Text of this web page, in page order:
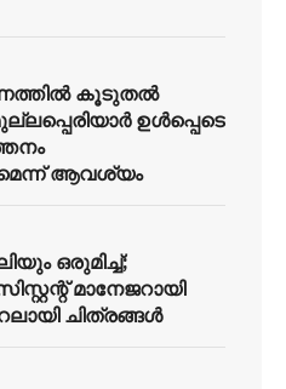
കൂടുതൽ
ഉൾപ്പെടെ
ആവശ്യം
ഒരുമിച്ച്;
മാനേജറായി
ചിത്രങ്ങൾ